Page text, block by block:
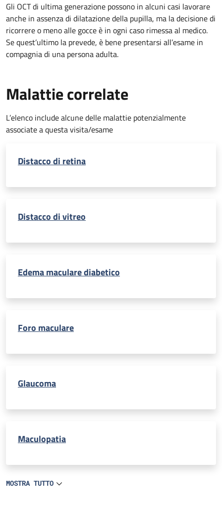
Gli OCT di ultima generazione possono in alcuni casi lavorare
anche in assenza di dilatazione della pupilla, ma la decisione di
ricorrere o meno alle gocce è in ogni caso rimessa al medico.
Se quest’ultimo la prevede, è bene presentarsi all’esame in
compagnia di una persona adulta.
Malattie correlate
L’elenco include alcune delle malattie potenzialmente
associate a questa visita/esame
Distacco di retina
Distacco di vitreo
Edema maculare diabetico
Foro maculare
Glaucoma
Maculopatia
MOSTRA TUTTO